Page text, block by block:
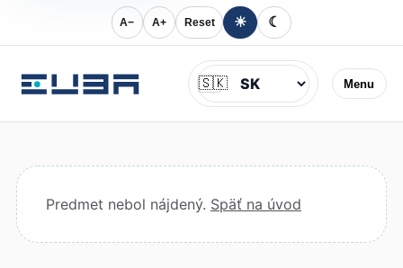
A− A+ Reset ☀ ☾
Menu
Jazyk
🇸🇰
Predmet nebol nájdený. Späť na úvod